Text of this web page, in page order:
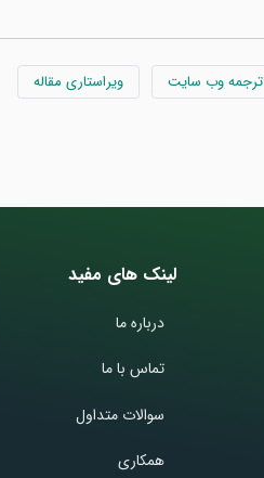
ترجمه وب سایت
ویراستاری مقاله
لینک های مفید
درباره ما
تماس با ما
سوالات متداول
همکاری